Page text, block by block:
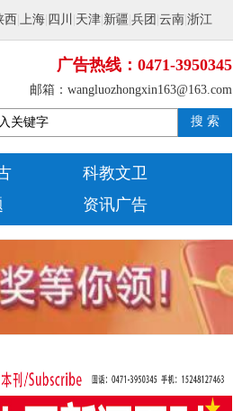
西 上海 四川 天津 新疆 兵团 云南 浙江
广告热线：0471-3950345
邮箱：wangluozhongxin163@163.com
搜 索
科教文卫
资讯广告